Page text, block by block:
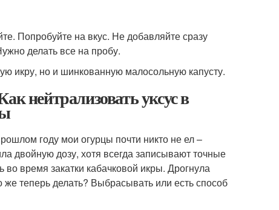
Попробуйте на вкус. Не добавляйте сразу
делать все на пробу.
икру, но и шинкованную малосольную капусту.
нейтрализовать уксус в
году мои огурцы почти никто не ел –
двойную дозу, хотя всегда записывают точные
время закатки кабачковой икры. Дрогнула
же теперь делать? Выбрасывать или есть способ